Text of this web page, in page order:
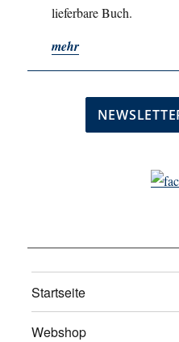
lieferbare Buch.
mehr
Startseite
Webshop